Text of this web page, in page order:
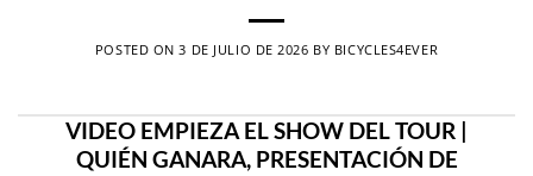
POSTED ON3 DE JULIO DE 2026 BY BICYCLES4EVER
VIDEO EMPIEZA EL SHOW DEL TOUR |
QUIÉN GANARA, PRESENTACIÓN DE